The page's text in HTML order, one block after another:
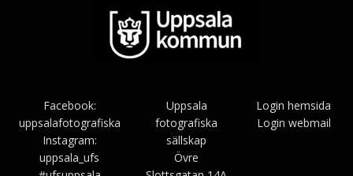
Facebook:
uppsalafotografiska
Instagram:
uppsala_ufs
Uppsala
fotografiska
sällskap
Övre
Login hemsida
Login webmail